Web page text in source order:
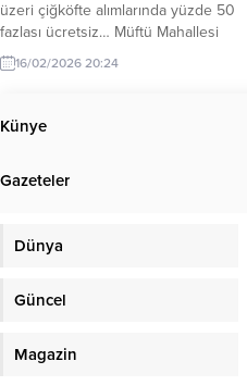
üzeri çiğköfte alımlarında yüzde 50
fazlası ücretsiz… Müftü Mahallesi
Erdemir Caddesi’nde, Ereylin AVM
yanında hizmet veren Ramazan
ayı boyunca 500 gram ve üzeri
alımlarda %50 fazlasını bedava
Ereğli ilçesinde faaliyet gösteren
16/02/2026 20:24
Künye
Gazeteler
Dünya
Güncel
Magazin